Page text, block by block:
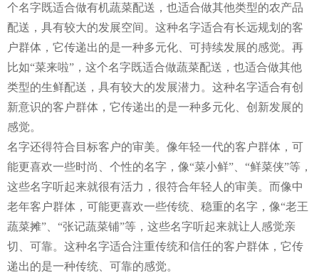
个名字既适合做有机蔬菜配送，也适合做其他类型的农产品
配送，具有较大的发展空间。这种名字适合有长远规划的客
户群体，它传递出的是一种多元化、可持续发展的感觉。再
比如“菜来啦”，这个名字既适合做蔬菜配送，也适合做其他
类型的生鲜配送，具有较大的发展潜力。这种名字适合有创
新意识的客户群体，它传递出的是一种多元化、创新发展的
感觉。
名字还得符合目标客户的审美。像年轻一代的客户群体，可
能更喜欢一些时尚、个性的名字，像“菜小鲜”、“鲜菜侠”等，
这些名字听起来就很有活力，很符合年轻人的审美。而像中
老年客户群体，可能更喜欢一些传统、稳重的名字，像“老王
蔬菜摊”、“张记蔬菜铺”等，这些名字听起来就让人感觉亲
切、可靠。这种名字适合注重传统和信任的客户群体，它传
递出的是一种传统、可靠的感觉。